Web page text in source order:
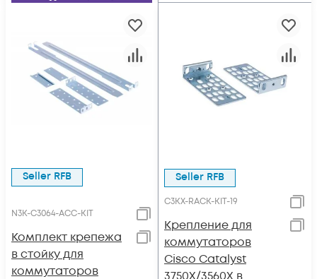
Seller RFB
N3K-C3064-ACC-KIT
Комплект крепежа
в стойку для
коммутаторов
Seller RFB
C3KX-RACK-KIT-19
Крепление для
коммутаторов
Cisco Catalyst